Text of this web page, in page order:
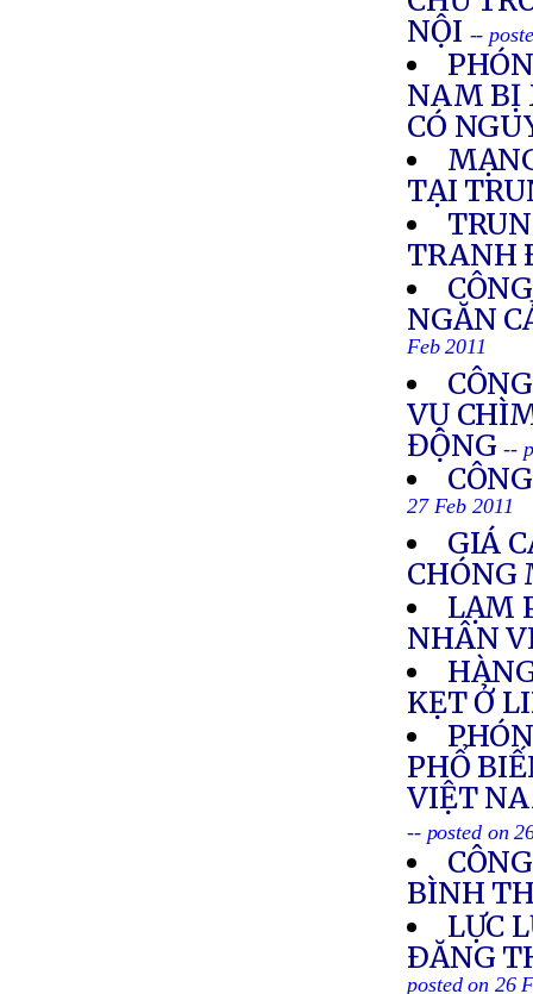
NỘI --
NAM BỊ
CÓ
TẠI
TRANH
NGĂN
Feb 2011
VỤ
ĐỘNG --
27 Feb 2011
GIÁ
CHÓNG
LẠM
NHÂN
KẸT Ở
PHỔ
VIỆT
-- posted on
BÌNH
LỰC
ÐĂNG